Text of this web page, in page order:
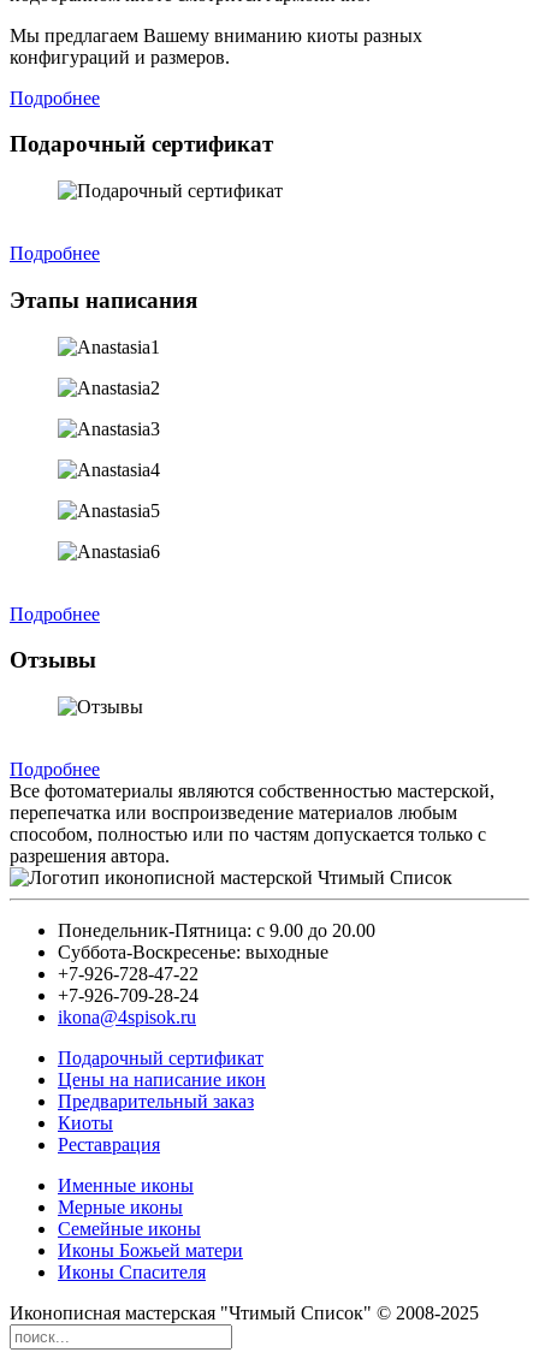
Мы предлагаем Вашему вниманию киоты разных
конфигураций и размеров.
Подробнее
Подарочный сертификат
Подробнее
Этапы написания
Подробнее
Отзывы
Подробнее
Все фотоматериалы являются собственностью мастерской,
перепечатка или воспроизведение материалов любым
способом, полностью или по частям допускается только с
разрешения автора.
Понедельник-Пятница: с 9.00 до 20.00
Суббота-Воскресенье: выходные
+7-926-728-47-22
+7-926-709-28-24
ikona@4spisok.ru
Подарочный сертификат
Цены на написание икон
Предварительный заказ
Киоты
Реставрация
Именные иконы
Мерные иконы
Семейные иконы
Иконы Божьей матери
Иконы Спасителя
Иконописная мастерская "Чтимый Список" © 2008-2025